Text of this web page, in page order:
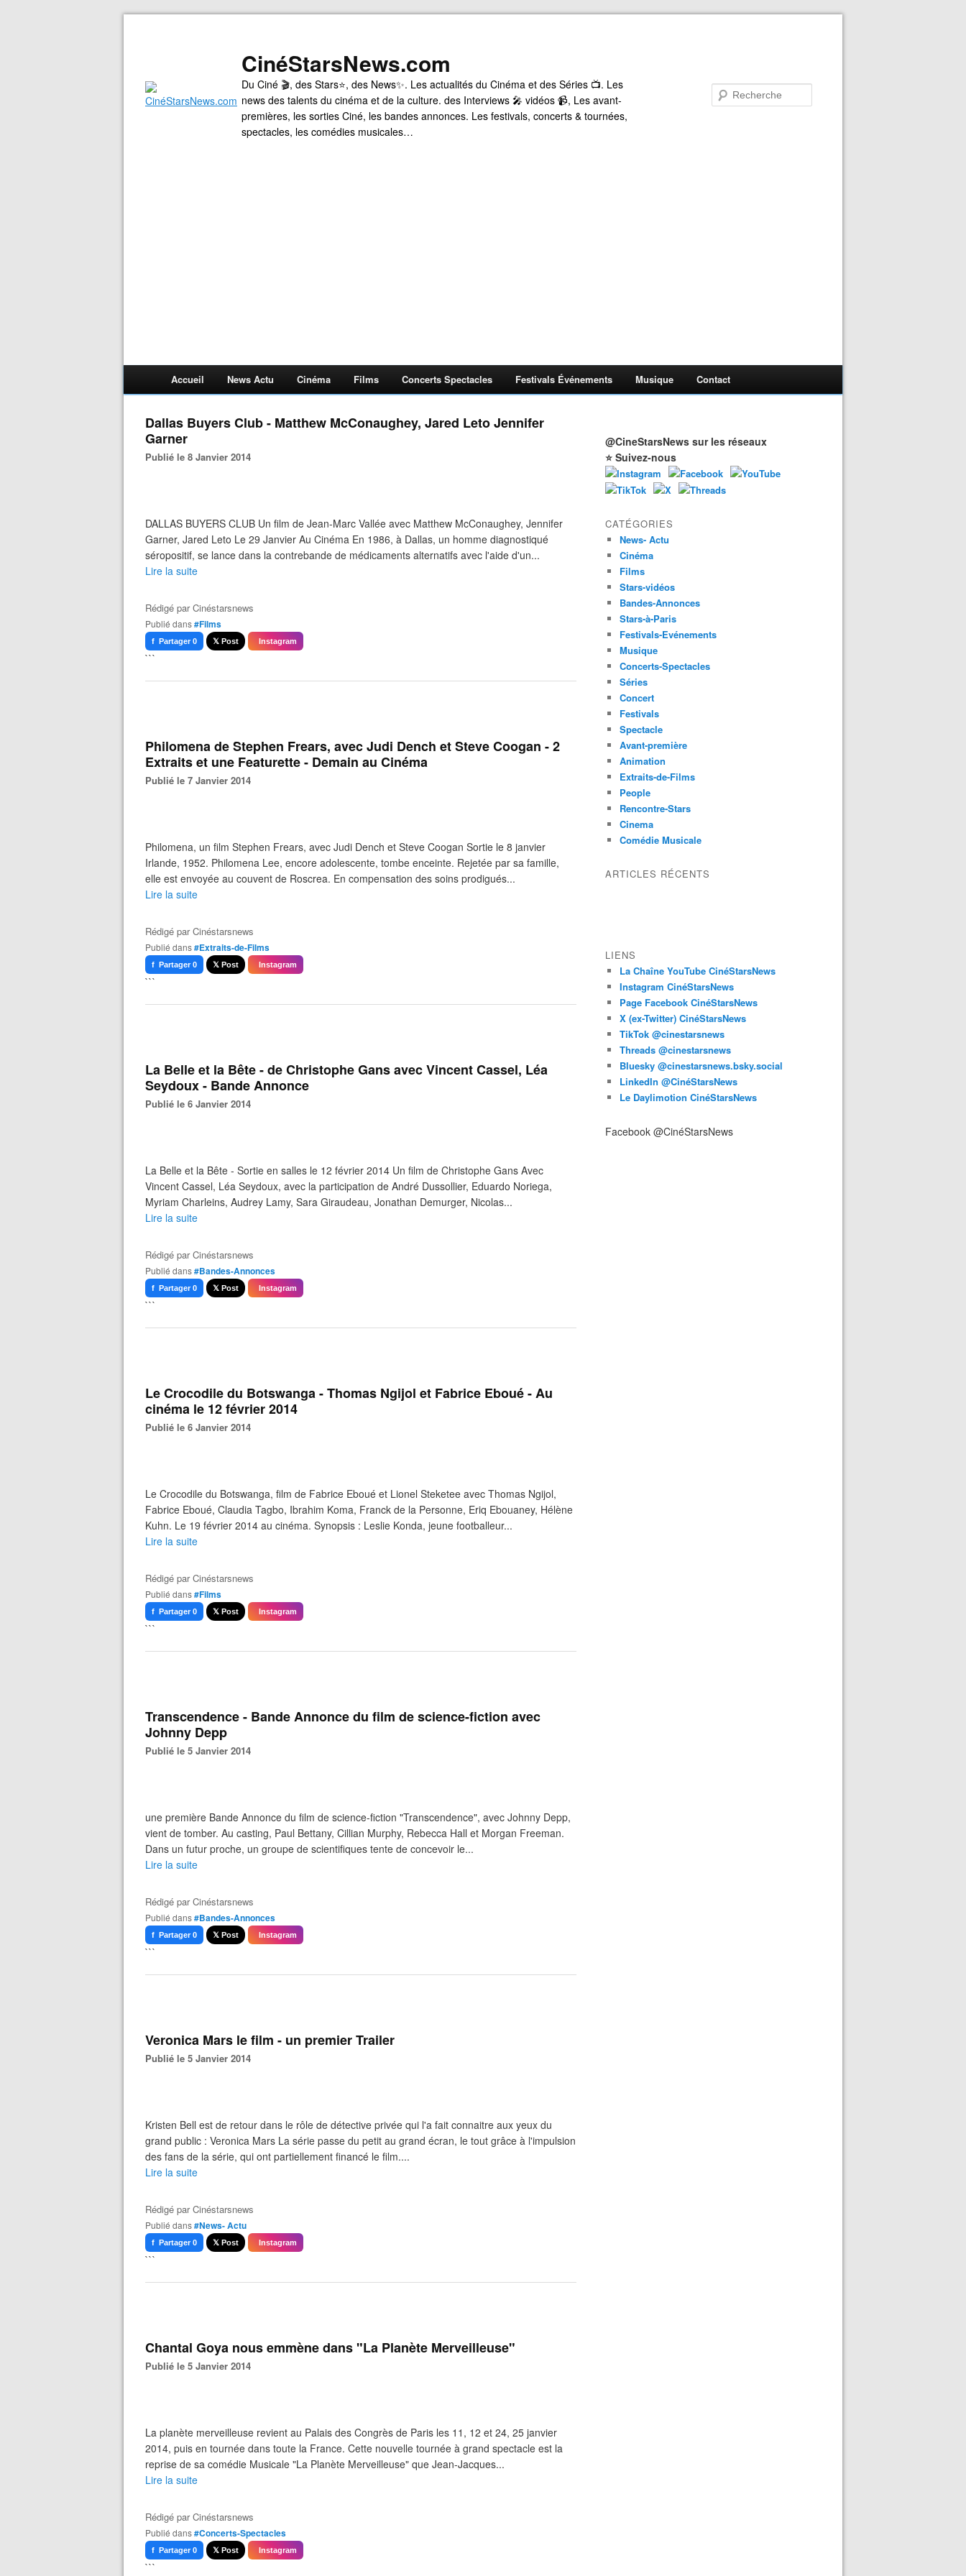
CinéStarsNews.com
Du Ciné 🎬, des Stars⭐, des News✨. Les actualités du Cinéma et des Séries 📺. Les
news des talents du cinéma et de la culture. des Interviews 🎤 vidéos 📹, Les avant-
premières, les sorties Ciné, les bandes annonces. Les festivals, concerts & tournées,
spectacles, les comédies musicales…
Accueil News Actu Cinéma Films Concerts Spectacles Festivals Événements Musique Contact
Dallas Buyers Club - Matthew McConaughey, Jared Leto Jennifer
Garner
Publié le 8 Janvier 2014
DALLAS BUYERS CLUB Un film de Jean-Marc Vallée avec Matthew McConaughey, Jennifer
Garner, Jared Leto Le 29 Janvier Au Cinéma En 1986, à Dallas, un homme diagnostiqué
séropositif, se lance dans la contrebande de médicaments alternatifs avec l'aide d'un...
Lire la suite
Rédigé parCinéstarsnews
Publié dans#Films
f Partager 0 𝕏 Post Instagram
```
Philomena de Stephen Frears, avec Judi Dench et Steve Coogan - 2
Extraits et une Featurette - Demain au Cinéma
Publié le 7 Janvier 2014
Philomena, un film Stephen Frears, avec Judi Dench et Steve Coogan Sortie le 8 janvier
Irlande, 1952. Philomena Lee, encore adolescente, tombe enceinte. Rejetée par sa famille,
elle est envoyée au couvent de Roscrea. En compensation des soins prodigués...
Lire la suite
Rédigé parCinéstarsnews
Publié dans#Extraits-de-Films
f Partager 0 𝕏 Post Instagram
```
La Belle et la Bête - de Christophe Gans avec Vincent Cassel, Léa
Seydoux - Bande Annonce
Publié le 6 Janvier 2014
La Belle et la Bête - Sortie en salles le 12 février 2014 Un film de Christophe Gans Avec
Vincent Cassel, Léa Seydoux, avec la participation de André Dussollier, Eduardo Noriega,
Myriam Charleins, Audrey Lamy, Sara Giraudeau, Jonathan Demurger, Nicolas...
Lire la suite
Rédigé parCinéstarsnews
Publié dans#Bandes-Annonces
f Partager 0 𝕏 Post Instagram
```
Le Crocodile du Botswanga - Thomas Ngijol et Fabrice Eboué - Au
cinéma le 12 février 2014
Publié le 6 Janvier 2014
Le Crocodile du Botswanga, film de Fabrice Eboué et Lionel Steketee avec Thomas Ngijol,
Fabrice Eboué, Claudia Tagbo, Ibrahim Koma, Franck de la Personne, Eriq Ebouaney, Hélène
Kuhn. Le 19 février 2014 au cinéma. Synopsis : Leslie Konda, jeune footballeur...
Lire la suite
Rédigé parCinéstarsnews
Publié dans#Films
f Partager 0 𝕏 Post Instagram
```
Transcendence - Bande Annonce du film de science-fiction avec
Johnny Depp
Publié le 5 Janvier 2014
une première Bande Annonce du film de science-fiction "Transcendence", avec Johnny Depp,
vient de tomber. Au casting, Paul Bettany, Cillian Murphy, Rebecca Hall et Morgan Freeman.
Dans un futur proche, un groupe de scientifiques tente de concevoir le...
Lire la suite
Rédigé parCinéstarsnews
Publié dans#Bandes-Annonces
f Partager 0 𝕏 Post Instagram
```
Veronica Mars le film - un premier Trailer
Publié le 5 Janvier 2014
Kristen Bell est de retour dans le rôle de détective privée qui l'a fait connaitre aux yeux du
grand public : Veronica Mars La série passe du petit au grand écran, le tout grâce à l'impulsion
des fans de la série, qui ont partiellement financé le film....
Lire la suite
Rédigé parCinéstarsnews
Publié dans#News- Actu
f Partager 0 𝕏 Post Instagram
```
Chantal Goya nous emmène dans "La Planète Merveilleuse"
Publié le 5 Janvier 2014
La planète merveilleuse revient au Palais des Congrès de Paris les 11, 12 et 24, 25 janvier
2014, puis en tournée dans toute la France. Cette nouvelle tournée à grand spectacle est la
reprise de sa comédie Musicale "La Planète Merveilleuse" que Jean-Jacques...
Lire la suite
Rédigé parCinéstarsnews
Publié dans#Concerts-Spectacles
f Partager 0 𝕏 Post Instagram
```
@CineStarsNews sur les réseaux
⭐ Suivez-nous
CATÉGORIES
News- Actu
Cinéma
Films
Stars-vidéos
Bandes-Annonces
Stars-à-Paris
Festivals-Evénements
Musique
Concerts-Spectacles
Séries
Concert
Festivals
Spectacle
Avant-première
Animation
Extraits-de-Films
People
Rencontre-Stars
Cinema
Comédie Musicale
ARTICLES RÉCENTS
LIENS
La Chaîne YouTube CinéStarsNews
Instagram CinéStarsNews
Page Facebook CinéStarsNews
X (ex-Twitter) CinéStarsNews
TikTok @cinestarsnews
Threads @cinestarsnews
Bluesky @cinestarsnews.bsky.social‬
LinkedIn @CinéStarsNews
Le Daylimotion CinéStarsNews
Facebook @CinéStarsNews